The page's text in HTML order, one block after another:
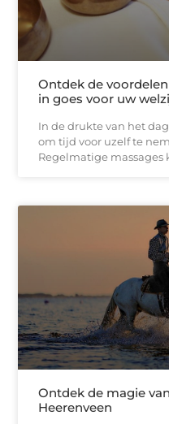
Ontdek de
in goes voor uw
In de drukte van het
om tijd voor uzelf te
Regelmatige
Ontdek de magie
Heerenveen